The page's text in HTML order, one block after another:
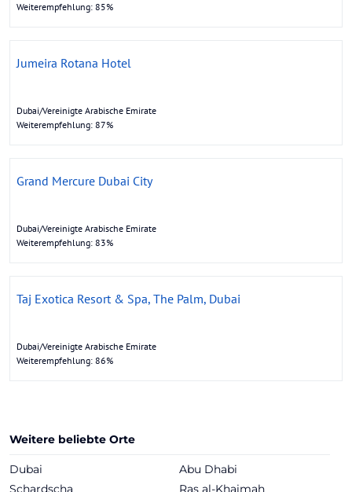
Weiterempfehlung: 85%
Jumeira Rotana Hotel
Dubai/Vereinigte Arabische Emirate
Weiterempfehlung: 87%
Grand Mercure Dubai City
Dubai/Vereinigte Arabische Emirate
Weiterempfehlung: 83%
Taj Exotica Resort & Spa, The Palm, Dubai
Dubai/Vereinigte Arabische Emirate
Weiterempfehlung: 86%
Weitere beliebte Orte
Dubai
Abu Dhabi
Schardscha
Ras al-Khaimah